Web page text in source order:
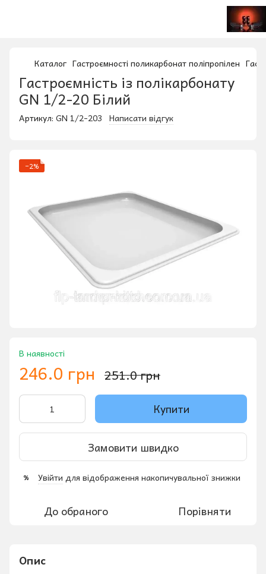
Каталог Гастроємності поликарбонат поліпропілен
Гастроємність із полікарбонату
GN 1/2-20 Білий
Артикул: GN 1/2-203 Написати відгук
−2%
В наявності
246.0 грн 251.0 грн
Купити
Замовити швидко
% Увійти для відображення накопичувальної знижки
До обраного Порівняти
Опис